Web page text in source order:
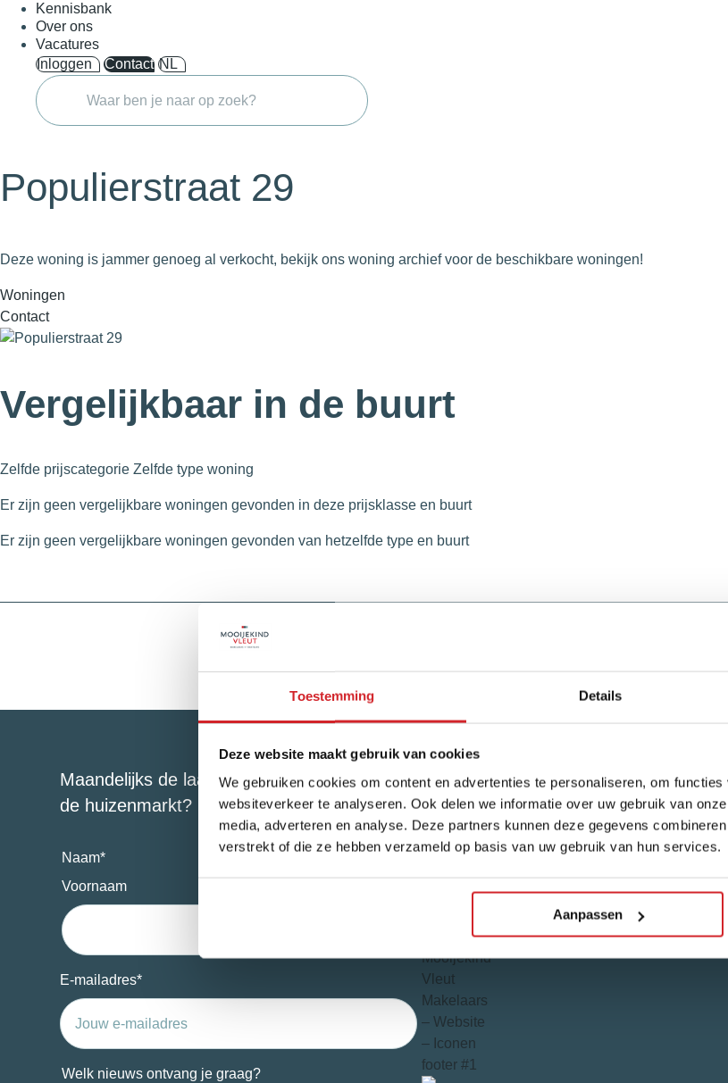
Toestemming Details
Deze website maakt gebruik van cookies
We gebruiken cookies om content en advertenties te personaliseren, om
websiteverkeer te analyseren. Ook delen we informatie over uw gebruik van
media, adverteren en analyse. Deze partners kunnen deze gegevens
verstrekt of die ze hebben verzameld op basis van uw gebruik van hun services.
Aanpassen
Kennisbank
Over ons
Vacatures
Inloggen
Contact NL
Populierstraat 29
Deze woning is jammer genoeg al verkocht, bekijk ons woning archief voor de beschikbare woningen!
Woningen
Contact
Vergelijkbaar in de buurt
Zelfde prijscategorie Zelfde type woning
Er zijn geen vergelijkbare woningen gevonden in deze prijsklasse en buurt
Er zijn geen vergelijkbare woningen gevonden van hetzelfde type en buurt
Maandelijks de laatste update rondom
de huizenmarkt?
Naam*
Voornaam
E-mailadres*
Welk nieuws ontvang je graag?
Reviews
4,7/5 540 reviews
Aangesloten bij